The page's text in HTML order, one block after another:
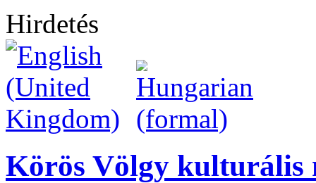
Hirdetés
Körös Völgy kulturális